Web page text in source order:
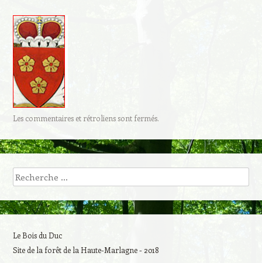
Les commentaires et rétroliens sont fermés.
Recherche
Le Bois du Duc
Site de la forêt de la Haute-Marlagne - 2018